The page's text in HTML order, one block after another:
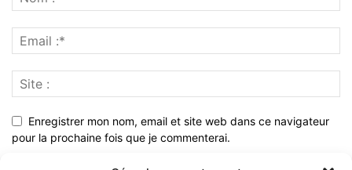
Enregistrer mon nom, email et site web dans ce navigateur
pour la prochaine fois que je commenterai.